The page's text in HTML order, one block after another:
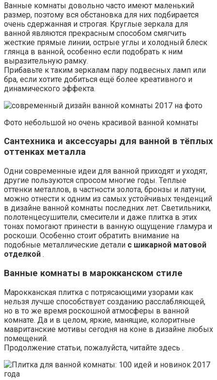
Ванные комнаты довольно часто имеют маленький
размер, поэтому вся обстановка для них подбирается
очень сдержанная и строгая. Круглые зеркала для
ванной являются прекрасным способом смягчить
жесткие прямые линии, острые углы и холодный блеск
глянца в ванной, особенно если подобрать к ним
выразительную рамку.
Прибавьте к таким зеркалам пару подвесных ламп или
бра, если хотите добиться ещё более креативного и
динамического эффекта.
Фото небольшой но очень красивой ванной комнаты
Сантехника и аксессуары для ванной в тёплых
оттенках металла
Одни современные идеи для ванной приходят и уходят,
другие пользуются спросом многие годы. Теплые
оттенки металлов, в частности золота, бронзы и латуни,
можно отнести к одним из самых устойчивых тенденций
в дизайне ванной комнаты последних лет. Светильники,
полотенцесушители, смесители и даже плитка в этих
тонах помогают принести в ванную ощущение гламура и
роскоши. Особенно стоит обратить внимание на
подобные металлические детали с шикарной матовой
отделкой .
Ванные комнаты в марокканском стиле
Марокканская плитка с потрясающими узорами как
нельзя лучше способствует созданию расслабляющей,
но в то же время роскошной атмосферы в ванной
комнате. Да и в целом, яркие, манящие, колоритные
мавританские мотивы сегодня на коне в дизайне любых
помещений.
Продолжение статьи, пожалуйста, читайте здесь .